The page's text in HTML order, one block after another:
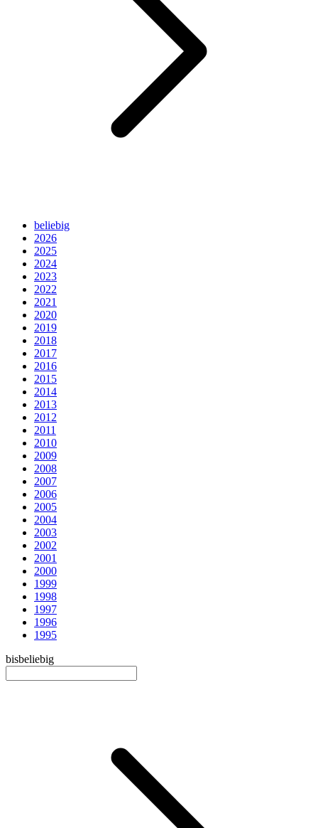
beliebig
2026
2025
2024
2023
2022
2021
2020
2019
2018
2017
2016
2015
2014
2013
2012
2011
2010
2009
2008
2007
2006
2005
2004
2003
2002
2001
2000
1999
1998
1997
1996
1995
bisbeliebig